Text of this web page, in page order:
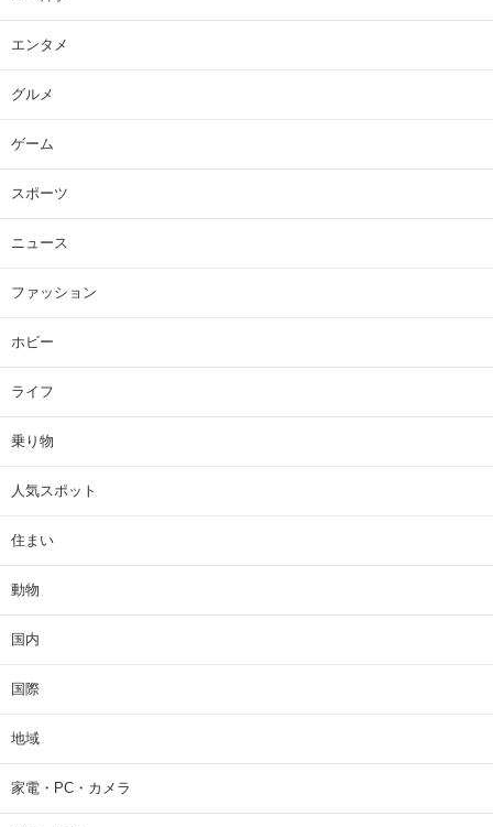
エンタメ
グルメ
ゲーム
スポーツ
ニュース
ファッション
ホビー
ライフ
乗り物
人気スポット
住まい
動物
国内
国際
地域
家電・PC・カメラ